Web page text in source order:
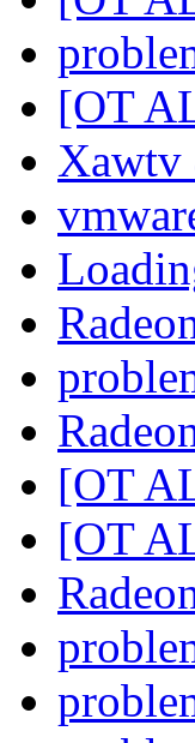
[OT
[OT
[OT